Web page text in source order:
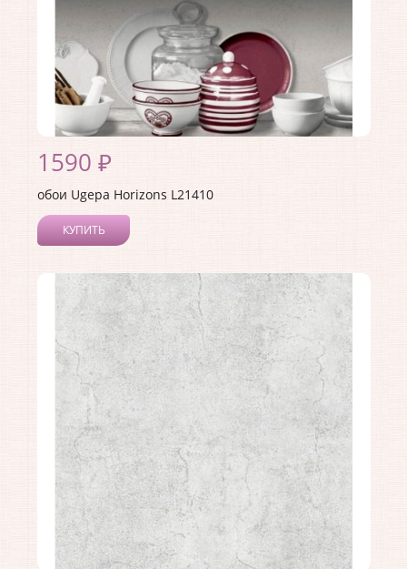
1590 ₽
обои Ugepa Horizons L21410
КУПИТЬ
Коллекция:Horizons
Длина рулона: 10.05
Ширина рулона:
0.53
Материал покрытия: Виниловое
Страна: Франция
Материал основы:Флизелин
Раппорт: <>